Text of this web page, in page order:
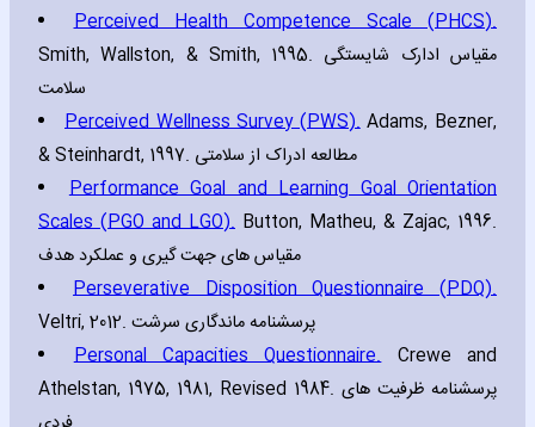
Perceived Health Competence Scale (PHCS).
Smith‚ Wallston‚ & Smith‚ 1995. مقیاس ادارک شایستگی
سلامت
Perceived Wellness Survey (PWS).Adams‚ Bezner‚
& Steinhardt‚ 1997. مطالعه ادراک از سلامتی
Performance Goal and Learning Goal Orientation
Scales (PGO and LGO). Button‚ Matheu‚ & Zajac‚ 1996.
مقیاس های جهت گیری و عملکرد هدف
Perseverative Disposition Questionnaire (PDQ).
Veltri‚ 2012. پرسشنامه ماندگاری سرشت
Personal Capacities Questionnaire.Crewe and
Athelstan‚ 1975‚ 1981‚ Revised 1984. پرسشنامه ظرفیت های